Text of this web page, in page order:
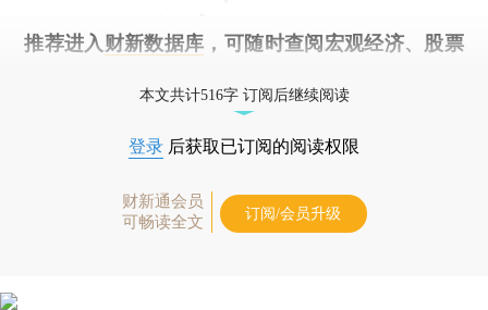
推荐进入 财新数据库 ，可随时查阅宏观经济、股票
本文共计516字 订阅后继续阅读
登录 后获取已订阅的阅读权限
财新通会员
可畅读全文
订阅/会员升级